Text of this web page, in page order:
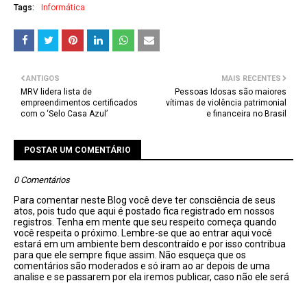
Tags: Informática
MAIS RECENTES
Pessoas Idosas são maiores
vítimas de violência patrimonial
e financeira no Brasil
ANTIGOS
MRV lidera lista de
empreendimentos certificados
com o ‘Selo Casa Azul’
POSTAR UM COMENTÁRIO
0 Comentários
Para comentar neste Blog você deve ter consciência de seus
atos, pois tudo que aqui é postado fica registrado em nossos
registros. Tenha em mente que seu respeito começa quando
você respeita o próximo. Lembre-se que ao entrar aqui você
estará em um ambiente bem descontraído e por isso contribua
para que ele sempre fique assim. Não esqueça que os
comentários são moderados e só iram ao ar depois de uma
analise e se passarem por ela iremos publicar, caso não ele será